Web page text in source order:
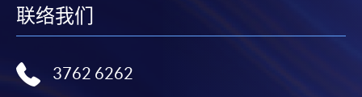
凡以「先到先得」為取錄方式的課程，請填妥
費以及所需證明文件呈交。
联络我们
3762 6262